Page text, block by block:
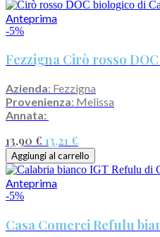
Anteprima
-5%
Fezzigna Cirò rosso
Azienda: Fezzigna
Provenienza: Melissa
Annata:
13,90 € 13,21 €
Aggiungi al carrello
Anteprima
-5%
Casa Comerci Refulu